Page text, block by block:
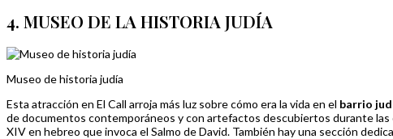
4. MUSEO DE LA HISTORIA JUDÍA
Museo de historia judía
Esta atracción en El Call arroja más luz sobre cómo era la vida en el barrio
de documentos contemporáneos y con artefactos descubiertos durante las
XIV en hebreo que invoca el Salmo de David. También hay una sección